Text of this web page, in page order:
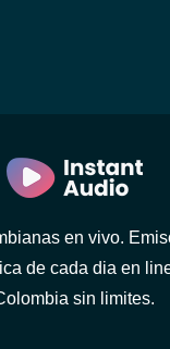
en vivo.
de cada dia en
sin limites.